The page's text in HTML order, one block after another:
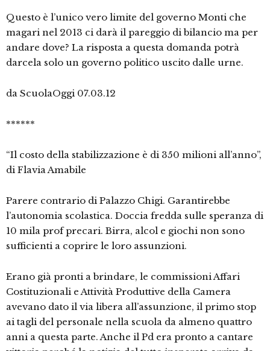
Questo è l’unico vero limite del governo Monti che
magari nel 2013 ci darà il pareggio di bilancio ma per
andare dove? La risposta a questa domanda potrà
darcela solo un governo politico uscito dalle urne.
da ScuolaOggi 07.03.12
******
“Il costo della stabilizzazione è di 350 milioni all’anno”,
di Flavia Amabile
Parere contrario di Palazzo Chigi. Garantirebbe
l’autonomia scolastica. Doccia fredda sulle speranza di
10 mila prof precari. Birra, alcol e giochi non sono
sufficienti a coprire le loro assunzioni.
Erano già pronti a brindare, le commissioni Affari
Costituzionali e Attività Produttive della Camera
avevano dato il via libera all’assunzione, il primo stop
ai tagli del personale nella scuola da almeno quattro
anni a questa parte. Anche il Pd era pronto a cantare